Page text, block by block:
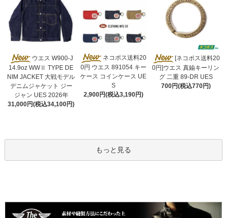
ウエス W900-J
14.9oz WWⅡ TYPE DE
NIM JACKET 大戦モデル
デニムジャケット ジー
ジャン UES 2026年
31,000円(税込34,100円)
ネコポス送料20
0円 ウエス 891054 キー
ケース コインケース UE
S
2,900円(税込3,190円)
[ネコポス送料20
0円]ウエス 真鍮キーリン
グ 二重 89-DR UES
700円(税込770円)
もっと見る